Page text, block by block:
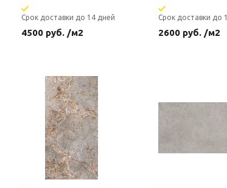
Срок доставки до 14 дней
4500руб. /м2
Срок доставки до
2600 руб. /м2